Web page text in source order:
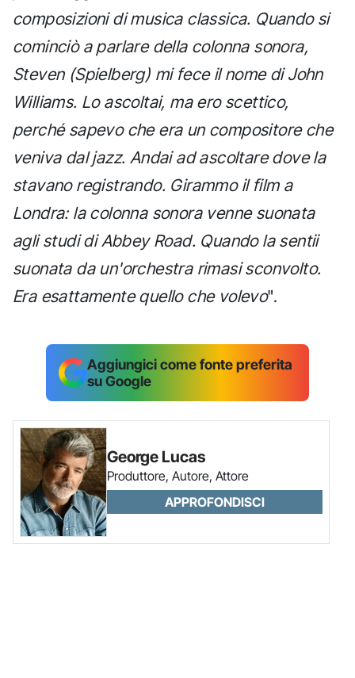
composizioni di musica classica. Quando si
cominciò a parlare della colonna sonora,
Steven (Spielberg) mi fece il nome di John
Williams. Lo ascoltai, ma ero scettico,
perché sapevo che era un compositore che
veniva dal jazz. Andai ad ascoltare dove la
stavano registrando. Girammo il film a
Londra: la colonna sonora venne suonata
agli studi di Abbey Road. Quando la sentii
suonata da un'orchestra rimasi sconvolto.
Era esattamente quello che volevo".
Aggiungici come fonte preferita
su Google
George Lucas
Produttore, Autore, Attore
APPROFONDISCI